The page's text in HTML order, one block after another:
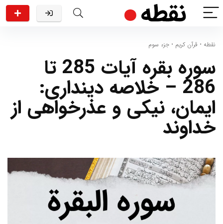
نقطه • قرآن کریم • جزء سوم
سوره بقره آیات 285 تا
286 – خلاصه دینداری:
ایمان، نیکی و عذرخواهی از
خداوند